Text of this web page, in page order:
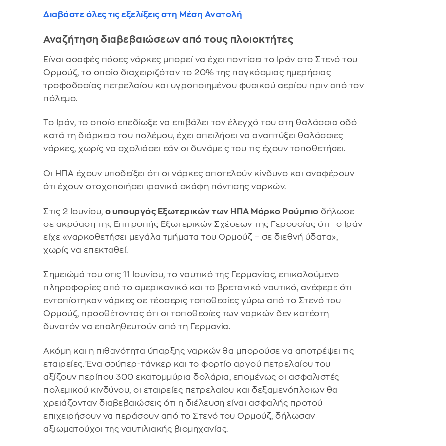
Διαβάστε όλες τις εξελίξεις στη Μέση Ανατολή
Αναζήτηση διαβεβαιώσεων από τους πλοιοκτήτες
Είναι ασαφές πόσες νάρκες μπορεί να έχει ποντίσει το Ιράν στο Στενό του
Ορμούζ, το οποίο διαχειριζόταν το 20% της παγκόσμιας ημερήσιας
τροφοδοσίας πετρελαίου και υγροποιημένου φυσικού αερίου πριν από τον
πόλεμο.
Το Ιράν, το οποίο επεδίωξε να επιβάλει τον έλεγχό του στη θαλάσσια οδό
κατά τη διάρκεια του πολέμου, έχει απειλήσει να αναπτύξει θαλάσσιες
νάρκες, χωρίς να σχολιάσει εάν οι δυνάμεις του τις έχουν τοποθετήσει.
Οι ΗΠΑ έχουν υποδείξει ότι οι νάρκες αποτελούν κίνδυνο και αναφέρουν
ότι έχουν στοχοποιήσει ιρανικά σκάφη πόντισης ναρκών.
Στις 2 Ιουνίου,ο υπουργός Εξωτερικών των ΗΠΑ Μάρκο Ρούμπιο δήλωσε
σε ακρόαση της Επιτροπής Εξωτερικών Σχέσεων της Γερουσίας ότι το Ιράν
είχε «ναρκοθετήσει μεγάλα τμήματα του Ορμούζ – σε διεθνή ύδατα»,
χωρίς να επεκταθεί.
Σημειώμά του στις 11 Ιουνίου, το ναυτικό της Γερμανίας, επικαλούμενο
πληροφορίες από το αμερικανικό και το βρετανικό ναυτικό, ανέφερε ότι
εντοπίστηκαν νάρκες σε τέσσερις τοποθεσίες γύρω από το Στενό του
Ορμούζ, προσθέτοντας ότι οι τοποθεσίες των ναρκών δεν κατέστη
δυνατόν να επαληθευτούν από τη Γερμανία.
Ακόμη και η πιθανότητα ύπαρξης ναρκών θα μπορούσε να αποτρέψει τις
εταιρείες. Ένα σούπερ-τάνκερ και το φορτίο αργού πετρελαίου του
αξίζουν περίπου 300 εκατομμύρια δολάρια, επομένως οι ασφαλιστές
πολεμικού κινδύνου, οι εταιρείες πετρελαίου και δεξαμενόπλοιων θα
χρειάζονταν διαβεβαιώσεις ότι η διέλευση είναι ασφαλής προτού
επιχειρήσουν να περάσουν από το Στενό του Ορμούζ, δήλωσαν
αξιωματούχοι της ναυτιλιακής βιομηχανίας.